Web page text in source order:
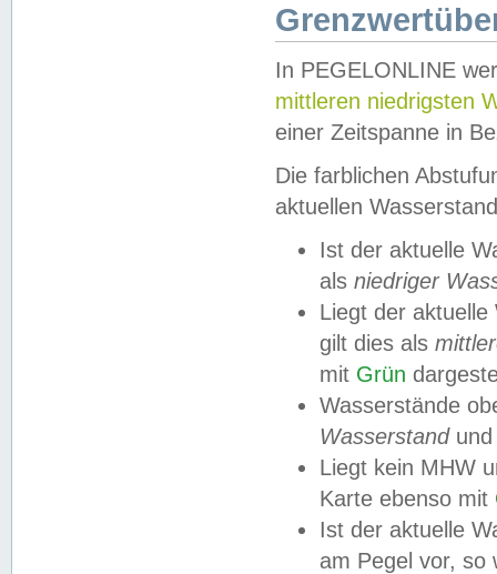
In PEGELONLINE
mittleren niedrigsten
einer Zeitspanne in
Die farblichen
aktuellen
Ist der aktuelle
als niedriger
Liegt der
gilt dies als
mit Grün
Wasserstände
Wasserstandund
Liegt kein MHW
Karte ebenso mit
Ist der aktuelle
am Pegel vor,